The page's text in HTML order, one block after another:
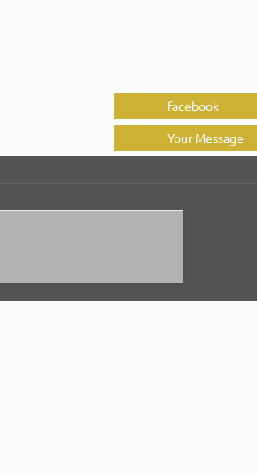
facebook
Your Message